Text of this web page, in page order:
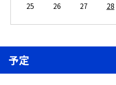
25
26 27 28
予定